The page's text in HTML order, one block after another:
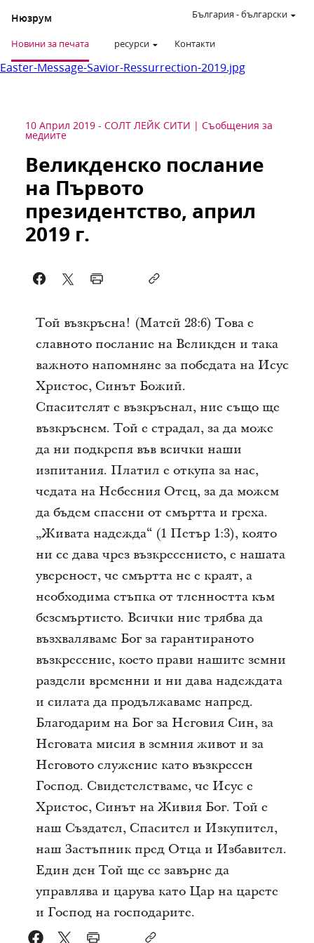
Нюзрум
Новини за печата ресурси Контакти
България -български
Easter-Message-Savior-Ressurrection-2019.jpg
10 Април 2019 - СОЛТ ЛЕЙК СИТИ Съобщения за
медиите
Великденско послание
на Първото
президентство, април
2019 г.
Той възкръсна! (Матей 28:6) Това е
славното послание на Великден и така
важното напомняне за победата на Исус
Христос, Синът Божий.
Спасителят е възкръснал, ние също ще
възкръснем. Той е страдал, за да може
да ни подкрепя във всички наши
изпитания. Платил е откупа за нас,
чедата на Небесния Отец, за да можем
да бъдем спасени от смъртта и греха.
„Живата надежда“ (1 Петър 1:3), която
ни се дава чрез възкресението, е нашата
увереност, че смъртта не е краят, а
необходима стъпка от тленността към
безсмъртието. Всички ние трябва да
възхваляваме Бог за гарантираното
възкресение, което прави нашите земни
раздели временни и ни дава надеждата
и силата да продължаваме напред.
Благодарим на Бог за Неговия Син, за
Неговата мисия в земния живот и за
Неговото служение като възкресен
Господ. Свидетелстваме, че Исус е
Христос, Синът на Живия Бог. Той е
наш Създател, Спасител и Изкупител,
наш Застъпник пред Отца и Избавител.
Един ден Той ще се завърне да
управлява и царува като Цар на царете
и Господ на господарите.